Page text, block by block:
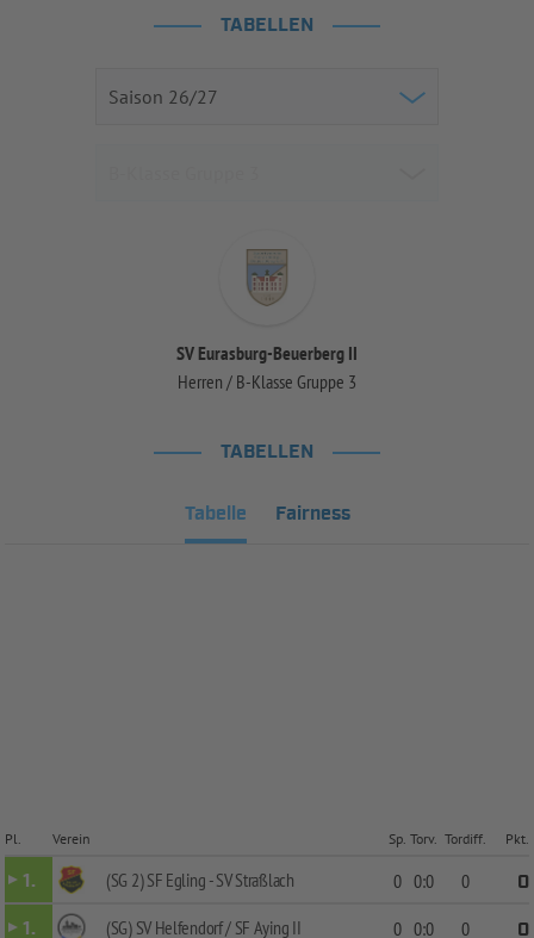
TABELLEN
SV Eurasburg-Beuerberg II
Herren / B-Klasse Gruppe 3
TABELLEN
Tabelle Fairness
Pl. Verein Sp. Torv. Tordiff. Pkt.
1. (SG 2) SF Egling - SV Straßlach 0 0:0 0
0
1.
(SG) SV Helfendorf / SF Aying II 0 0:0 0
0